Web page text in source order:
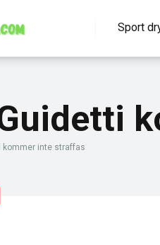
Sport
kommer inte straffas